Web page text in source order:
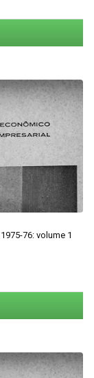
76: volume 1